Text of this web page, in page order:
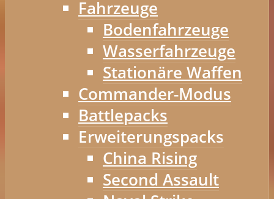
Fahrzeuge
Bodenfahrzeuge
Wasserfahrzeuge
Stationäre Waffen
Commander-Modus
Battlepacks
Erweiterungspacks
China Rising
Second Assault